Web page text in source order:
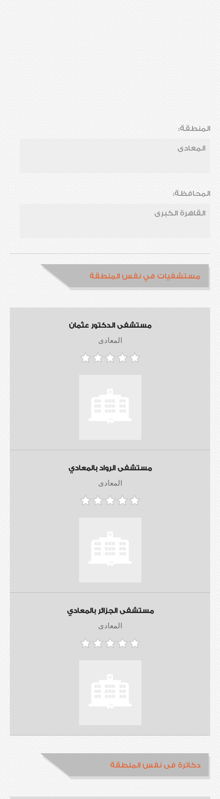
المنطقة:
المعادى
المحافظة:
القاهرة الكبرى
مستشفيات في نفس المنطقة
مستشفى الدكتور عثمان
المعادى
مستشفى الرواد بالمعادي
المعادى
مستشفى الجزائر بالمعادي
المعادى
دكاترة فى نفس المنطقة